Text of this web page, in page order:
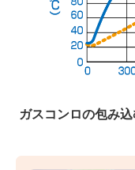
ガスコンロの包み